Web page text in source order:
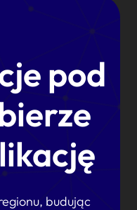
pod
budując